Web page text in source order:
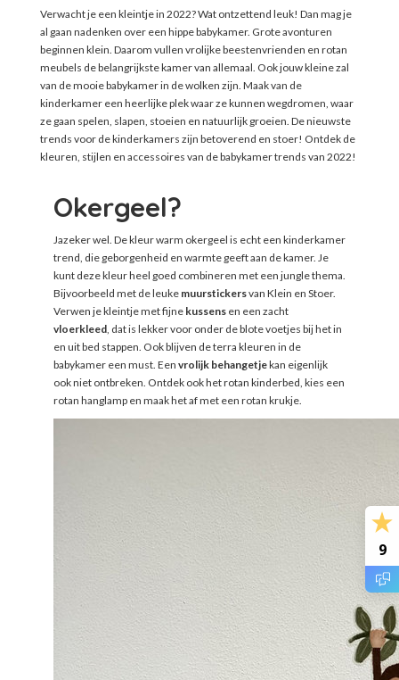
9
Verwacht je een kleintje in 2022? Wat ontzettend leuk! Dan mag je
al gaan nadenken over een hippe babykamer. Grote avonturen
beginnen klein. Daarom vullen vrolijke beestenvrienden en rotan
meubels de belangrijkste kamer van allemaal. Ook jouw kleine zal
van de mooie babykamer in de wolken zijn. Maak van de
kinderkamer een heerlijke plek waar ze kunnen wegdromen, waar
ze gaan spelen, slapen, stoeien en natuurlijk groeien. De nieuwste
trends voor de kinderkamers zijn betoverend en stoer! Ontdek de
kleuren, stijlen en accessoires van de babykamer trends van 2022!
Okergeel?
Jazeker wel. De kleur warm okergeel is echt een kinderkamer
trend, die geborgenheid en warmte geeft aan de kamer. Je
kunt deze kleur heel goed combineren met een jungle thema.
Bijvoorbeeld met de leuke muurstickersvan Klein en Stoer.
Verwen je kleintje met fijne kussens en een zacht
vloerkleed, dat is lekker voor onder de blote voetjes bij het in
en uit bed stappen. Ook blijven de terra kleuren in de
babykamer een must. Een vrolijk behangetjekan eigenlijk
ook niet ontbreken. Ontdek ook het rotan kinderbed, kies een
rotan hanglamp en maak het af met een rotan krukje.